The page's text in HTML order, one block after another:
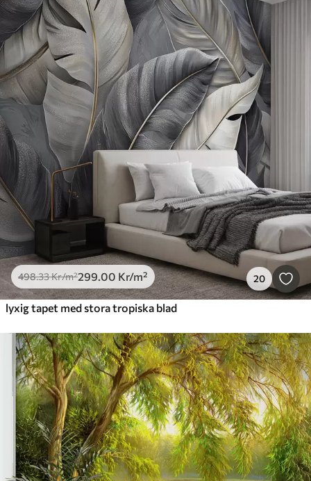
498.33Kr/m²299.00 Kr/m² 20
lyxig tapet med stora tropiska blad